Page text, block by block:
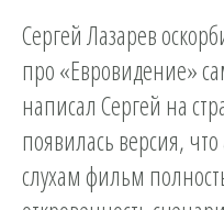
Сергей Лазарев
про «Евровидение»
написал Сергей на
появилась версия,
слухам фильм